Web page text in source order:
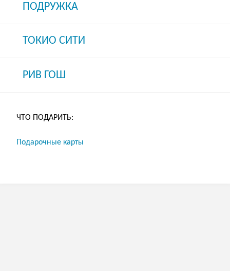
ПОДРУЖКА
ТОКИО СИТИ
РИВ ГОШ
ЧТО ПОДАРИТЬ:
Подарочные карты